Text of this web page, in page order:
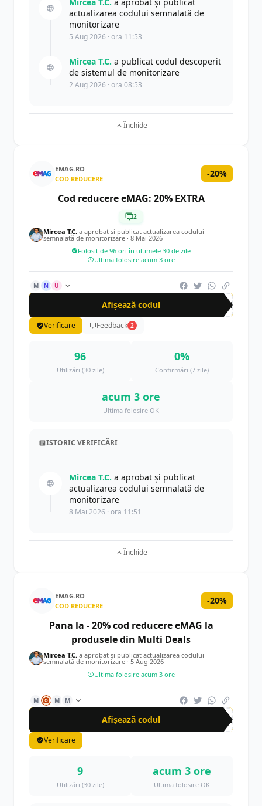
actualizarea codului semnalată de
monitorizare
5 Aug 2026 · ora 11:53
Mircea T.C. a publicat codul descoperit
de sistemul de monitorizare
2 Aug 2026 · ora 08:53
Închide
EMAG.RO
COD REDUCERE
-20%
Cod reducere eMAG: 20% EXTRA
2
Mircea T.C. a aprobat și publicat actualizarea codului
semnalată de monitorizare · 8 Mai 2026
Folosit de 96 ori în ultimele 30 de zile
Ultima folosire acum 3 ore
M N U
Afișează codul GEN
Verificare Feedback 2
96
Utilizări (30 zile)
0%
Confirmări (7 zile)
acum 3 ore
Ultima folosire OK
ISTORIC VERIFICĂRI
Mircea T.C. a aprobat și publicat
actualizarea codului semnalată de
monitorizare
8 Mai 2026 · ora 11:51
Închide
EMAG.RO
COD REDUCERE
-20%
Pana la - 20% cod reducere eMAG la
produsele din Multi Deals
Mircea T.C. a aprobat și publicat actualizarea codului
semnalată de monitorizare · 5 Aug 2026
Ultima folosire acum 3 ore
M M M
Afișează codul MUL
Verificare
9
Utilizări (30 zile)
acum 3 ore
Ultima folosire OK